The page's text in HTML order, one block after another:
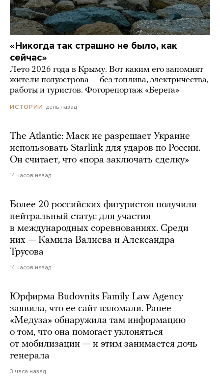
«Никогда так страшно не было, как
сейчас»
Лето 2026 года в Крыму. Вот каким его запомнят
жители полуострова — без топлива, электричества,
работы и туристов. Фоторепортаж «Берега»
ИСТОРИИ день назад
The Atlantic: Маск не разрешает Украине
использовать Starlink для ударов по России.
Он считает, что «пора заключать сделку»
14 часов назад
Более 20 российских фигуристов получили
нейтральный статус для участия
в международных соревнованиях. Среди
них — Камила Валиева и Александра
Трусова
14 часов назад
Юрфирма Budovnits Family Law Agency
заявила, что ее сайт взломали. Ранее
«Медуза» обнаружила там информацию
о том, что она помогает уклоняться
от мобилизации — и этим занимается дочь
генерала
3 часа назад